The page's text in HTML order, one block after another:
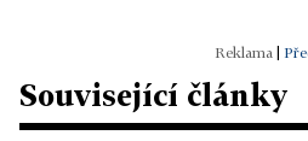
Související články